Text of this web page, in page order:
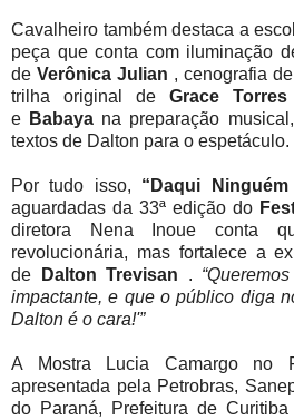
Cavalheiro também destaca a
peça que conta com iluminação
de Verônica Julian , cenografia de
trilha original de Grace Torres
e Babaya na preparação
textos de Dalton para o espetáculo.
Por tudo isso, “Daqui Ninguém
aguardadas da 33ª edição do
diretora Nena Inoue conta
revolucionária, mas fortalece a
de
Dalton Trevisan .
impactante, e que o público diga
Dalton é o cara!'”
A Mostra Lucia Camargo no
apresentada pela Petrobras,
do Paraná, Prefeitura de